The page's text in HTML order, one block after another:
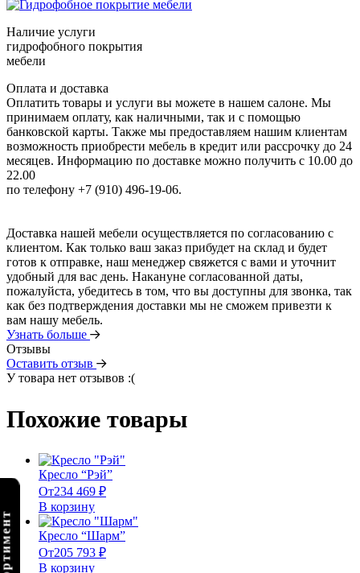
Наличие услуги
гидрофобного покрытия
мебели
Оплата и доставка
Оплатить товары и услуги вы можете в нашем салоне. Мы
принимаем оплату, как наличными, так и с помощью
банковской карты. Также мы предоставляем нашим клиентам
возможность приобрести мебель в кредит или рассрочку до 24
месяцев. Информацию по доставке можно получить с 10.00 до
22.00
по телефону +7 (910) 496-19-06.
Доставка нашей мебели осуществляется по согласованию с
клиентом. Как только ваш заказ прибудет на склад и будет
готов к отправке, наш менеджер свяжется с вами и уточнит
удобный для вас день. Накануне согласованной даты,
пожалуйста, убедитесь в том, что вы доступны для звонка, так
как без подтверждения доставки мы не сможем привезти к
вам нашу мебель.
Узнать больше
Отзывы
Оставить отзыв
У товара нет отзывов :(
Похожие товары
Кресло “Рэй”
От234 469 ₽
В корзину
Кресло “Шарм”
От205 793 ₽
В корзину